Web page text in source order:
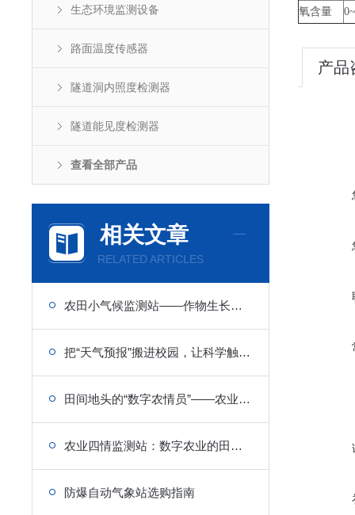
生态环境监测设备
路面温度传感器
隧道洞内照度检测器
隧道能见度检测器
查看全部产品
相关文章
RELATED ARTICLES
农田小气候监测站——作物生长微环境的“贴身听诊器”
把“天气预报”搬进校园，让科学触手可及——校园气象站设备
田间地头的“数字农情员”——农业气象站深耕智慧种植与风险防控
农业四情监测站：数字农业的田间“智慧眼”
防爆自动气象站选购指南
氧含量
产品